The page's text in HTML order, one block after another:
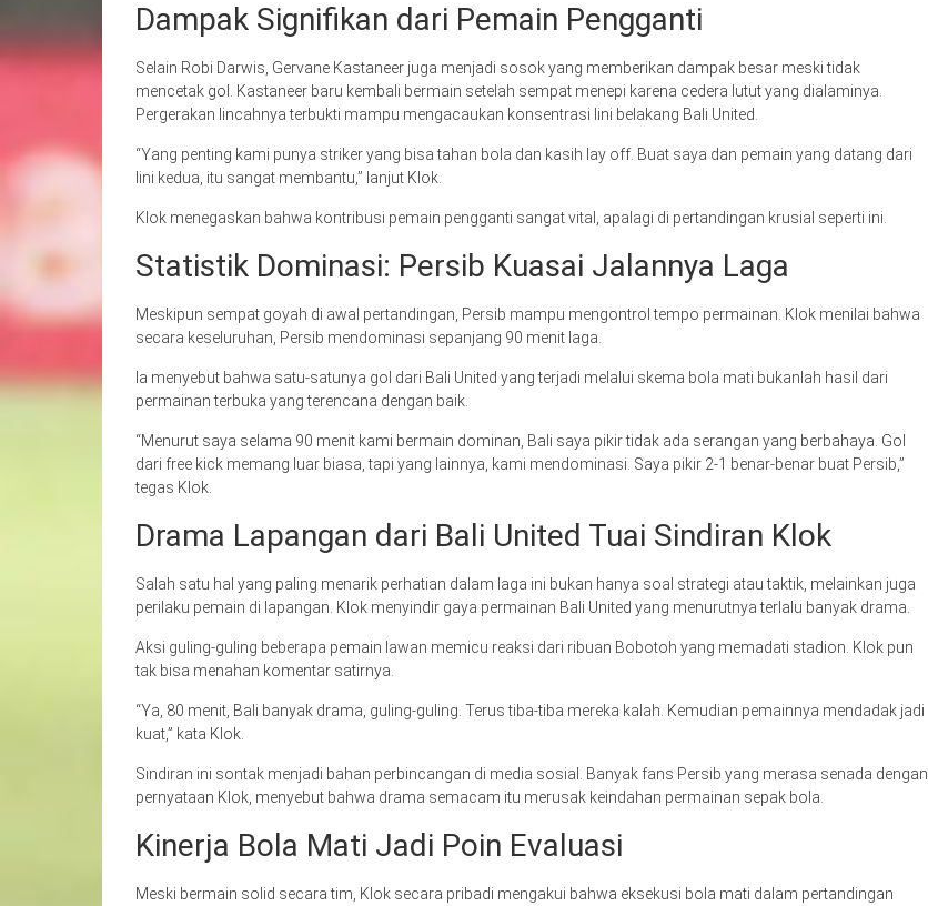
Dampak Signifikan dari Pemain Pengganti
Selain Robi Darwis, Gervane Kastaneer juga menjadi sosok yang memberikan dampak besar meski tidak
mencetak gol. Kastaneer baru kembali bermain setelah sempat menepi karena cedera lutut yang dialaminya.
Pergerakan lincahnya terbukti mampu mengacaukan konsentrasi lini belakang Bali United.
“Yang penting kami punya striker yang bisa tahan bola dan kasih lay off. Buat saya dan pemain yang datang dari
lini kedua, itu sangat membantu,” lanjut Klok.
Klok menegaskan bahwa kontribusi pemain pengganti sangat vital, apalagi di pertandingan krusial seperti ini.
Statistik Dominasi: Persib Kuasai Jalannya Laga
Meskipun sempat goyah di awal pertandingan, Persib mampu mengontrol tempo permainan. Klok menilai bahwa
secara keseluruhan, Persib mendominasi sepanjang 90 menit laga.
Ia menyebut bahwa satu-satunya gol dari Bali United yang terjadi melalui skema bola mati bukanlah hasil dari
permainan terbuka yang terencana dengan baik.
“Menurut saya selama 90 menit kami bermain dominan, Bali saya pikir tidak ada serangan yang berbahaya. Gol
dari free kick memang luar biasa, tapi yang lainnya, kami mendominasi. Saya pikir 2-1 benar-benar buat Persib,”
tegas Klok.
Drama Lapangan dari Bali United Tuai Sindiran Klok
Salah satu hal yang paling menarik perhatian dalam laga ini bukan hanya soal strategi atau taktik, melainkan juga
perilaku pemain di lapangan. Klok menyindir gaya permainan Bali United yang menurutnya terlalu banyak drama.
Aksi guling-guling beberapa pemain lawan memicu reaksi dari ribuan Bobotoh yang memadati stadion. Klok pun
tak bisa menahan komentar satirnya.
“Ya, 80 menit, Bali banyak drama, guling-guling. Terus tiba-tiba mereka kalah. Kemudian pemainnya mendadak jadi
kuat,” kata Klok.
Sindiran ini sontak menjadi bahan perbincangan di media sosial. Banyak fans Persib yang merasa senada dengan
pernyataan Klok, menyebut bahwa drama semacam itu merusak keindahan permainan sepak bola.
Kinerja Bola Mati Jadi Poin Evaluasi
Meski bermain solid secara tim, Klok secara pribadi mengakui bahwa eksekusi bola mati dalam pertandingan